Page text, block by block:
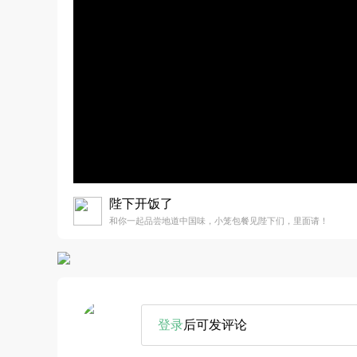
陛下开饭了
和你一起品尝地道中国味，小笼包餐见陛下们，里面请！
登录后可发评论